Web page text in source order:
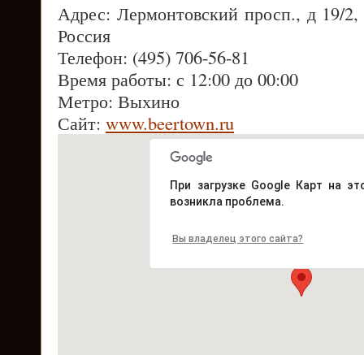
Адрес: Лермонтовский просп., д 19/
Россия
Телефон: (495) 706-56-81
Время работы: с 12:00 до 00:00
Метро: Выхино
Сайт: www.beertown.ru
При загрузке Google Карт на
возникла проблема.
Вы владелец этого сайта?